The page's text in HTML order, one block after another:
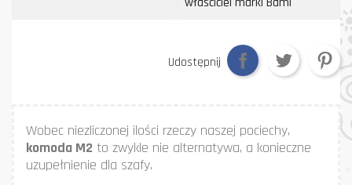
Udostępnij
Wobec niezliczonej ilości rzeczy naszej pociechy,
komoda M2 to zwykle nie alternatywa, a konieczne
uzupełnienie dla szafy.